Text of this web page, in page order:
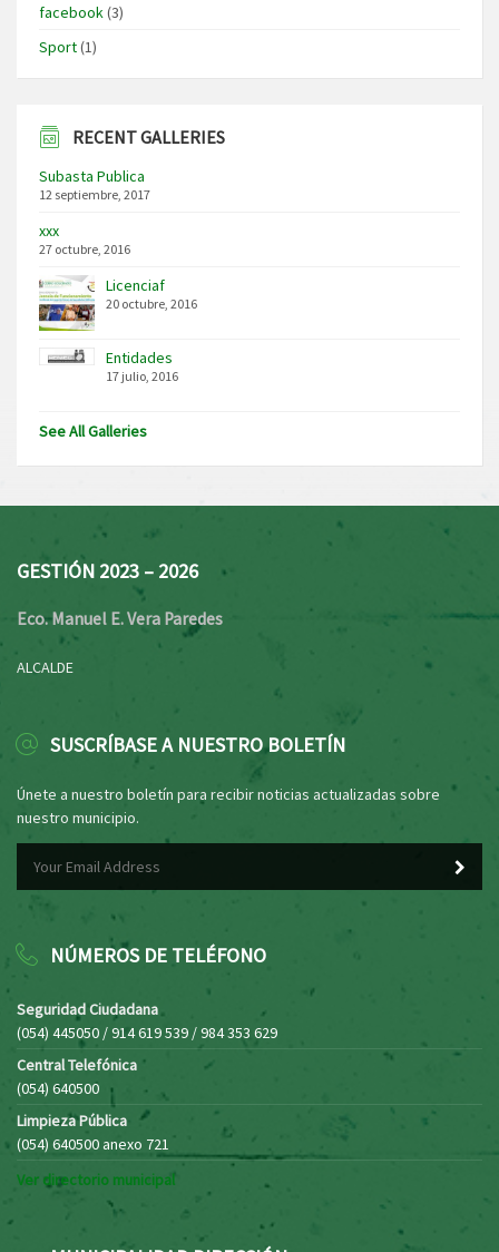
facebook(3)
Sport(1)
RECENT GALLERIES
Subasta Publica
12 septiembre, 2017
xxx
27 octubre, 2016
Licenciaf
20 octubre, 2016
Entidades
17 julio, 2016
See All Galleries
GESTIÓN 2023 – 2026
Eco. Manuel E. Vera Paredes
ALCALDE
SUSCRÍBASE A NUESTRO BOLETÍN
Únete a nuestro boletín para recibir noticias actualizadas sobre
nuestro municipio.
NÚMEROS DE TELÉFONO
Seguridad Ciudadana
(054) 445050 / 914 619 539 / 984 353 629
Central Telefónica
(054) 640500
Limpieza Pública
(054) 640500 anexo 721
Ver directorio municipal